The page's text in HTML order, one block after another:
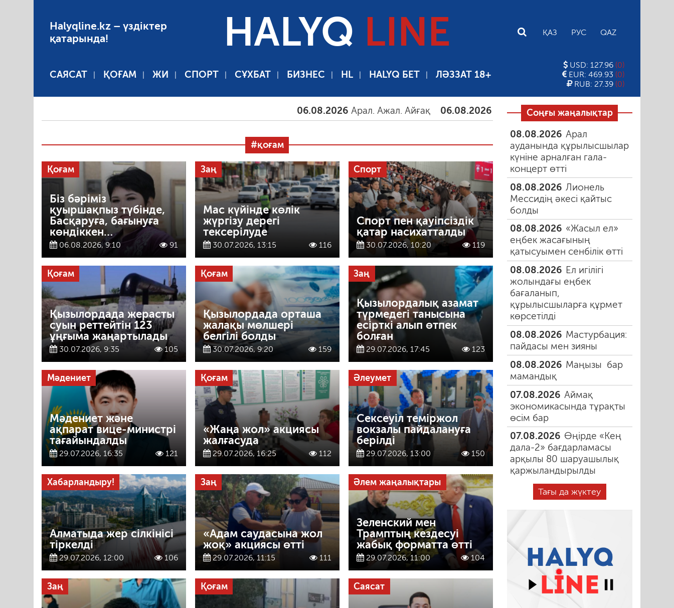
Halyqline.kz – үздіктер
қатарында!
HALYQ LINE ҚАЗ РУС QAZ
САЯСАТ ҚОҒАМ ЖИ СПОРТ СҰХБАТ БИЗНЕС HL HALYQ БЕТ ЛӘЗЗАТ 18+
USD: 127.96 (0)
EUR: 469.93 (0)
RUB: 27.39 (0)
06.08.2026 Арал. Ажал. Айғақ 06.08.2026 Тамыздағы таңғы түтін 06.08.2026 Құмарлық
#қоғам
Қоғам
Біз бәріміз
қуыршақпыз түбінде,
Басқаруға, бағынуға
көндіккен…
06.08.2026, 9:10 91
Заң
Мас күйінде көлік
жүргізу дерегі
тексерілуде
30.07.2026, 13:15 116
Спорт
Спорт пен қауіпсіздік
қатар насихатталды
30.07.2026, 10:20 119
Қоғам
Қызылордада жерасты
суын реттейтін 123
ұңғыма жаңартылады
30.07.2026, 9:35 105
Қоғам
Қызылордада орташа
жалақы мөлшері
белгілі болды
30.07.2026, 9:20 159
Заң
Қызылордалық азамат
түрмедегі танысына
есірткі алып өтпек
болған
29.07.2026, 17:45 123
Мәдениет
Мәдениет және
ақпарат вице-министрі
тағайындалды
29.07.2026, 16:35 121
Қоғам
«Жаңа жол» акциясы
жалғасуда
29.07.2026, 16:25 112
Әлеумет
Сексеуіл теміржол
вокзалы пайдалануға
берілді
29.07.2026, 13:00 150
Хабарландыру!
Алматыда жер сілкінісі
тіркелді
29.07.2026, 12:00 106
Заң
«Адам саудасына жол
жоқ» акциясы өтті
29.07.2026, 11:15 111
Әлем жаңалықтары
Зеленский мен
Трамптың кездесуі
жабық форматта өтті
29.07.2026, 11:00 104
Заң Қоғам Саясат
Соңғы жаңалықтар
08.08.2026 Арал
ауданында құрылысшылар
күніне арналған гала-
концерт өтті
08.08.2026 Лионель
Мессидің әкесі қайтыс
болды
08.08.2026 «Жасыл ел»
еңбек жасағының
қатысуымен сенбілік өтті
08.08.2026 Ел игілігі
жолындағы еңбек
бағаланып,
құрылысшыларға құрмет
көрсетілді
08.08.2026 Мастурбация:
пайдасы мен зияны
08.08.2026 Маңызы бар
мамандық
07.08.2026 Аймақ
экономикасында тұрақты
өсім бар
07.08.2026 Өңірде «Кең
дала-2» бағдарламасы
арқылы 80 шаруашылық
қаржыландырылды
Тағы да жүктеу